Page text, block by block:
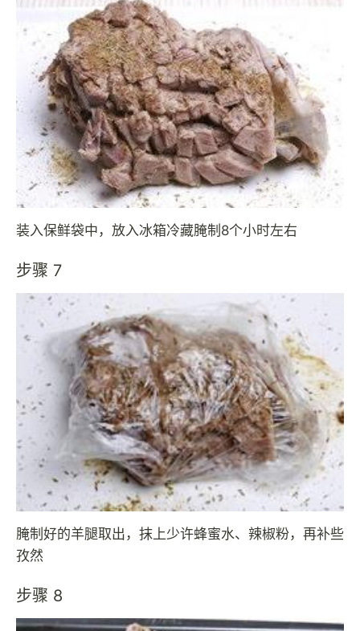
装入保鲜袋中，放入冰箱冷藏腌制8个小时左右
步骤 7
腌制好的羊腿取出，抹上少许蜂蜜水、辣椒粉，再补些
孜然
步骤 8